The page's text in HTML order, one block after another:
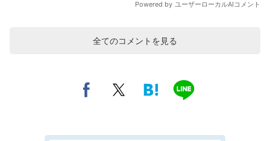
全てのコメントを見る